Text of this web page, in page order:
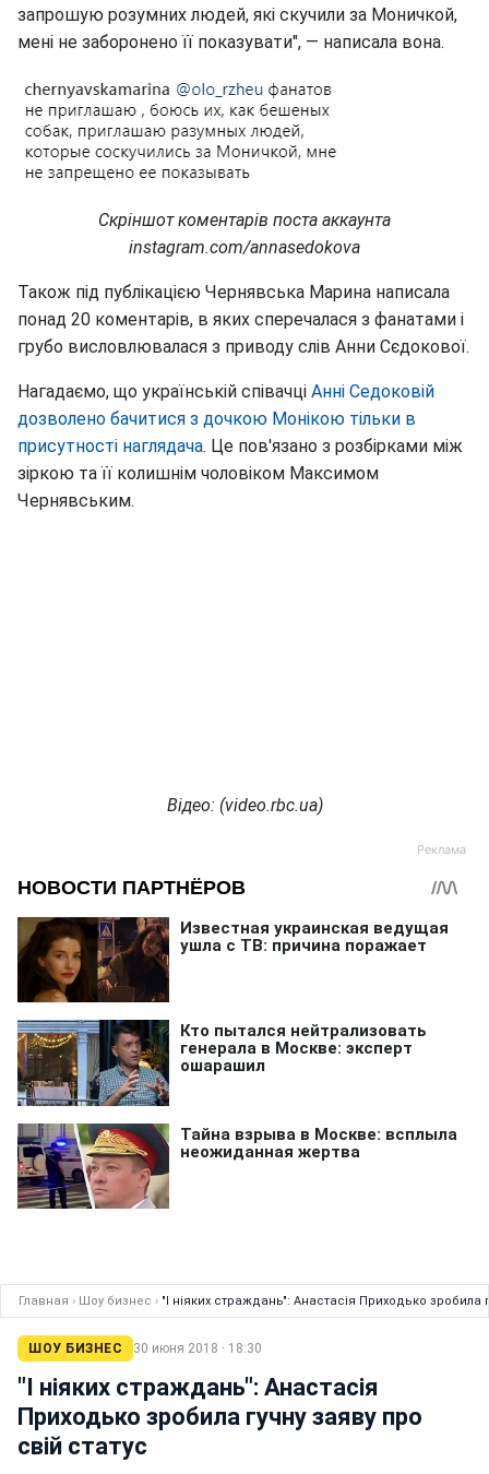
запрошую розумних людей, які скучили за Моничкой,
мені не заборонено її показувати", — написала вона.
Скріншот коментарів поста аккаунта
instagram.com/annasedokova
Також під публікацією Чернявська Марина написала
понад 20 коментарів, в яких сперечалася з фанатами і
грубо висловлювалася з приводу слів Анни Сєдокової.
Нагадаємо, що українській співачці Анні Седоковій
дозволено бачитися з дочкою Монікою тільки в
присутності наглядача. Це пов'язано з розбірками між
зіркою та її колишнім чоловіком Максимом
Чернявським.
Відео: (video.rbc.ua)
Главная › Шоу бизнес › "І ніяких страждань": Анастасія Приходько зробила
ШОУ БИЗНЕС 30 июня 2018 · 18:30
"І ніяких страждань": Анастасія
Приходько зробила гучну заяву про
свій статус